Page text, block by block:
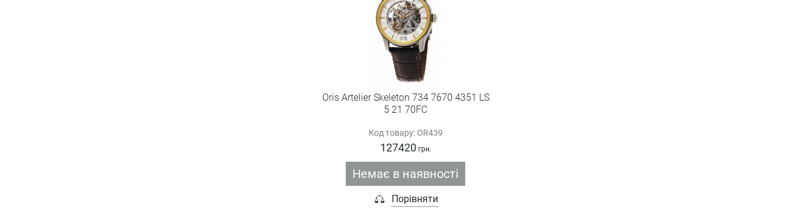
Oris Artelier Skeleton 734 7670 4351 LS
5 21 70FC
Код товару: OR439
127420 грн.
Немає в наявності
Порівняти